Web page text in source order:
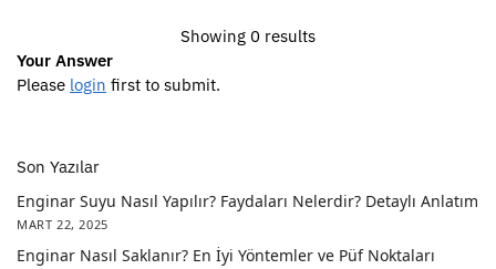
Showing 0 results
Your Answer
Please login first to submit.
Son Yazılar
Enginar Suyu Nasıl Yapılır? Faydaları Nelerdir? Detaylı Anlatım
MART 22, 2025
Enginar Nasıl Saklanır? En İyi Yöntemler ve Püf Noktaları